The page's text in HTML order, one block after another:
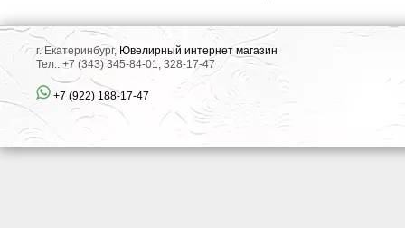
г. Екатеринбург, Ювелирный интернет магазин
Тел.: +7 (343) 345-84-01, 328-17-47
+7 (922) 188-17-47